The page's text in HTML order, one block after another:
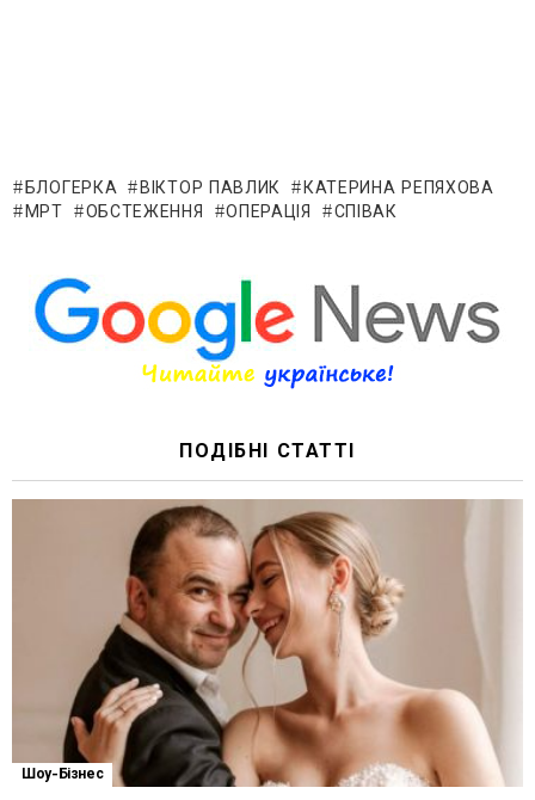
БЛОГЕРКА ВІКТОР ПАВЛИК
КАТЕРИНА РЕПЯХОВА
МРТ
ОБСТЕЖЕННЯ ОПЕРАЦІЯ СПІВАК
ПОДІБНІ СТАТТІ
Шоу-Бізнес